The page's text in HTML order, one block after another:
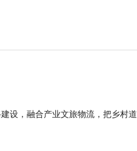
设，融合产业文旅物流，把乡村